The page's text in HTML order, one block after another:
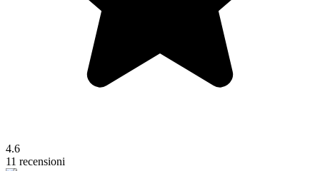
4.6
11 recensioni